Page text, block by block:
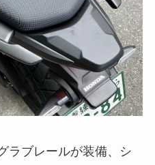
ラブレールが装備、シ